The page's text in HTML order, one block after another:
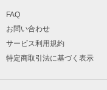
FAQ
お問い合わせ
サービス利用規約
特定商取引法に基づく表示